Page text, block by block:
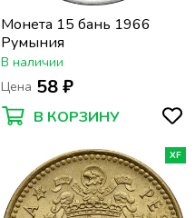
Монета 15 бань 1966
Румыния
В наличии
Цена 58 ₽
В КОРЗИНУ
XF